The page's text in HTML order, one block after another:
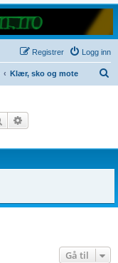
Logg inn
Registrer
Klær, sko og mote
Søk
Gå til